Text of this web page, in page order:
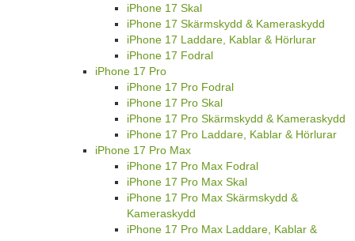
iPhone 17 Skal
iPhone 17 Skärmskydd & Kameraskydd
iPhone 17 Laddare, Kablar & Hörlurar
iPhone 17 Fodral
iPhone 17 Pro
iPhone 17 Pro Fodral
iPhone 17 Pro Skal
iPhone 17 Pro Skärmskydd & Kameraskydd
iPhone 17 Pro Laddare, Kablar & Hörlurar
iPhone 17 Pro Max
iPhone 17 Pro Max Fodral
iPhone 17 Pro Max Skal
iPhone 17 Pro Max Skärmskydd &
Kameraskydd
iPhone 17 Pro Max Laddare, Kablar &